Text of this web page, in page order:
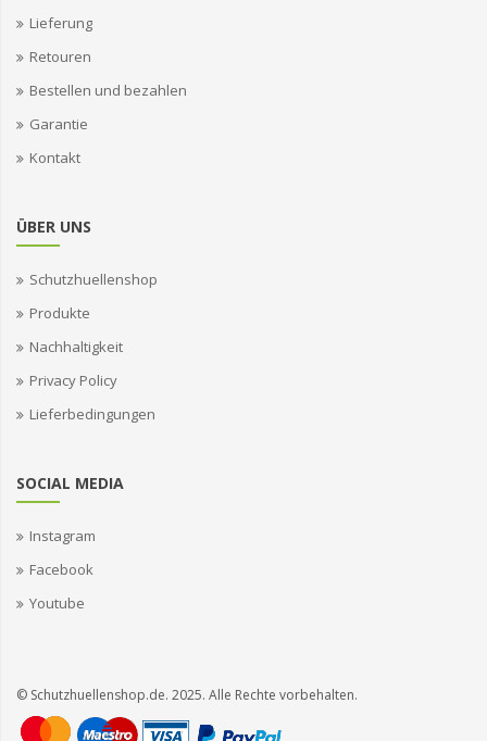
Lieferung
Retouren
Bestellen und bezahlen
Garantie
Kontakt
ÜBER UNS
Schutzhuellenshop
Produkte
Nachhaltigkeit
Privacy Policy
Lieferbedingungen
SOCIAL MEDIA
Instagram
Facebook
Youtube
© Schutzhuellenshop.de. 2025. Alle Rechte vorbehalten.